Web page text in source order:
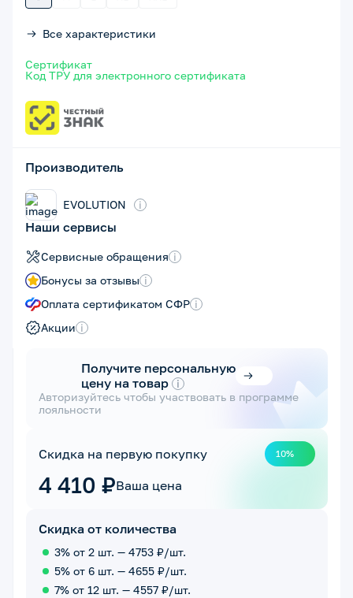
Все характеристики
Сертификат
Код ТРУ для электронного сертификата
Производитель
EVOLUTION i
Наши сервисы
Сервисные обращения i
Бонусы за отзывы i
Оплата сертификатом СФР i
Акции i
Получите персональную
цену на товар i
Авторизуйтесь чтобы участвовать в программе
лояльности
Скидка на первую покупку 10%
4 410 ₽Ваша цена
Скидка от количества
3% от 2 шт. — 4753 ₽/шт.
5% от 6 шт. — 4655 ₽/шт.
7% от 12 шт. — 4557 ₽/шт.